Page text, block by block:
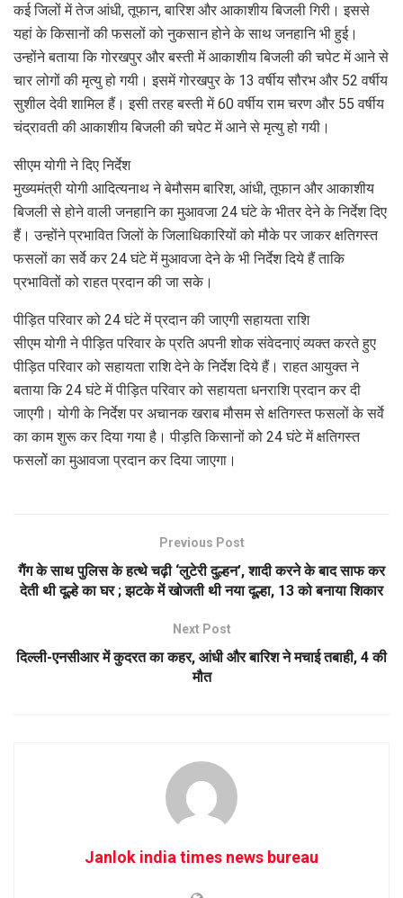
कई जिलों में तेज आंधी, तूफान, बारिश और आकाशीय बिजली गिरी। इससे
यहां के किसानों की फसलों को नुकसान होने के साथ जनहानि भी हुई।
उन्होंने बताया कि गोरखपुर और बस्ती में आकाशीय बिजली की चपेट में आने से
चार लोगों की मृत्यु हो गयी। इसमें गोरखपुर के 13 वर्षीय सौरभ और 52 वर्षीय
सुशील देवी शामिल हैं। इसी तरह बस्ती में 60 वर्षीय राम चरण और 55 वर्षीय
चंद्रावती की आकाशीय बिजली की चपेट में आने से मृत्यु हो गयी।
सीएम योगी ने दिए निर्देश
मुख्यमंत्री योगी आदित्यनाथ ने बेमौसम बारिश, आंधी, तूफान और आकाशीय
बिजली से होने वाली जनहानि का मुआवजा 24 घंटे के भीतर देने के निर्देश दिए
हैं। उन्होंने प्रभावित जिलों के जिलाधिकारियों को मौके पर जाकर क्षतिगस्त
फसलों का सर्वे कर 24 घंटे में मुआवजा देने के भी निर्देश दिये हैं ताकि
प्रभावितों को राहत प्रदान की जा सके।
पीड़ित परिवार को 24 घंटे में प्रदान की जाएगी सहायता राशि
सीएम योगी ने पीड़ित परिवार के प्रति अपनी शोक संवेदनाएं व्यक्त करते हुए
पीड़ित परिवार को सहायता राशि देने के निर्देश दिये हैं। राहत आयुक्त ने
बताया कि 24 घंटे में पीड़ित परिवार को सहायता धनराशि प्रदान कर दी
जाएगी। योगी के निर्देश पर अचानक खराब मौसम से क्षतिगस्त फसलों के सर्वे
का काम शुरू कर दिया गया है। पीड़ति किसानों को 24 घंटे में क्षतिगस्त
फसलोें का मुआवजा प्रदान कर दिया जाएगा।
Previous Post
गैंग के साथ पुलिस के हत्थे चढ़ी ‘लुटेरी दुल्हन’, शादी करने के बाद साफ कर
देती थी दूल्हे का घर ; झटके में खोजती थी नया दूल्हा, 13 को बनाया शिकार
Next Post
दिल्ली-एनसीआर में कुदरत का कहर, आंधी और बारिश ने मचाई तबाही, 4 की
मौत
Janlok india times news bureau